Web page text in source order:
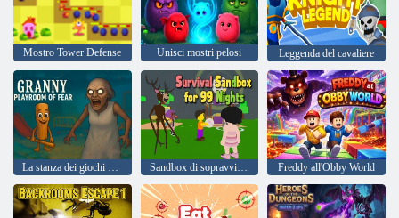
Mostro Tower Defense Unisci mostri pelosi Leggenda del cavaliere
La stanza dei giochi della nonna della paura Sandbox di sopravvivenza per 99 notti Freddy all'Obby World